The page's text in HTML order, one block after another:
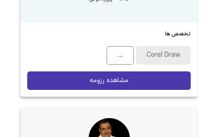
تخصص ها
Corel Draw
...
مشاهده رزومه